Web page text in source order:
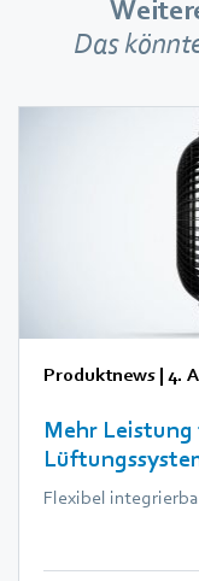
Das
Produktnews 4.
Mehr
Flexibel